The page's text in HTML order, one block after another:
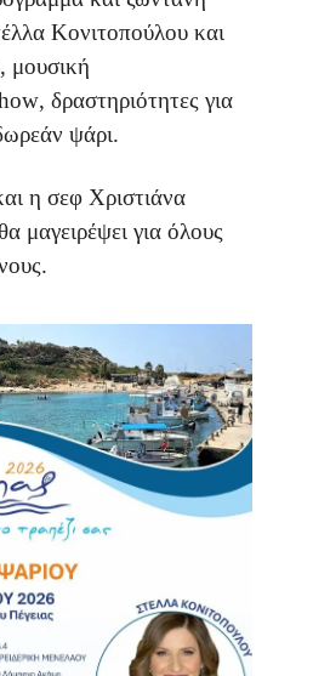
Κονιτοπούλου και
, δραστηριότητες για
ψάρι.
η σεφ Χριστιάνα
μαγειρέψει για όλους